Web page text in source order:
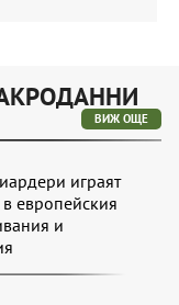
ВИЖ ОЩЕ
играят
европейския
и